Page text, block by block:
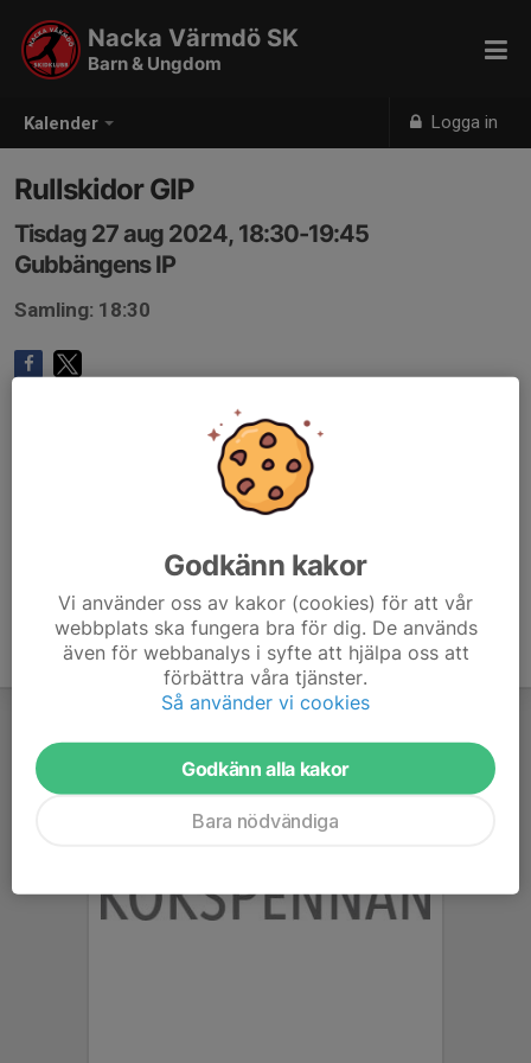
Kalender Logga in
Nacka Värmdö SK
Barn & Ungdom
Rullskidor GIP
Tisdag 27 aug 2024, 18:30-19:45
Gubbängens IP
Samling: 18:30
Godkänn kakor
Vi använder oss av kakor (cookies) för att vår
webbplats ska fungera bra för dig. De används
även för webbanalys i syfte att hjälpa oss att
förbättra våra tjänster.
Så använder vi cookies
Godkänn alla kakor
Bara nödvändiga